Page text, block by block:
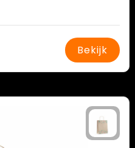
Bekijk